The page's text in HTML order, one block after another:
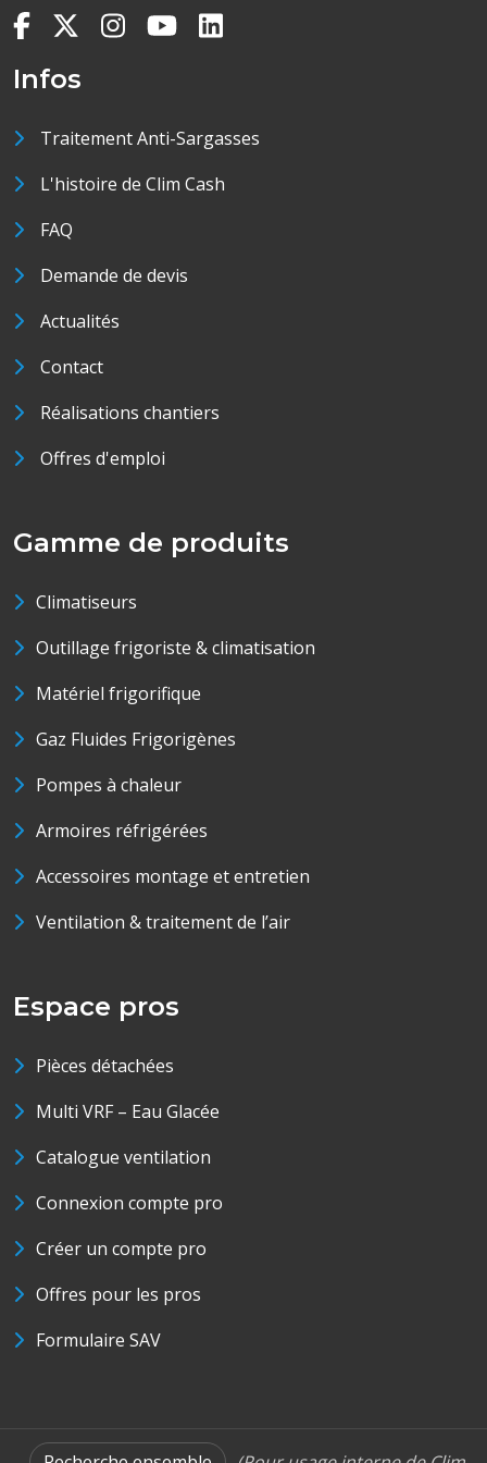
Infos
Traitement Anti-Sargasses
L'histoire de Clim Cash
FAQ
Demande de devis
Actualités
Contact
Réalisations chantiers
Offres d'emploi
Gamme de produits
Climatiseurs
Outillage frigoriste & climatisation
Matériel frigorifique
Gaz Fluides Frigorigènes
Pompes à chaleur
Armoires réfrigérées
Accessoires montage et entretien
Ventilation & traitement de l’air
Espace pros
Pièces détachées
Multi VRF – Eau Glacée
Catalogue ventilation
Connexion compte pro
Créer un compte pro
Offres pour les pros
Formulaire SAV